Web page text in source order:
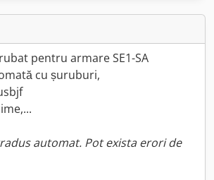
pentru armare SE1-SA
cu șuruburi,
automat. Pot exista erori de